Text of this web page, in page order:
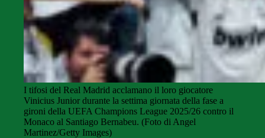
I tifosi del Real Madrid acclamano il loro giocatore
Vinicius Junior durante la settima giornata della fase a
gironi della UEFA Champions League 2025/26 contro il
Monaco al Santiago Bernabeu. (Foto di Angel
Martinez/Getty Images)